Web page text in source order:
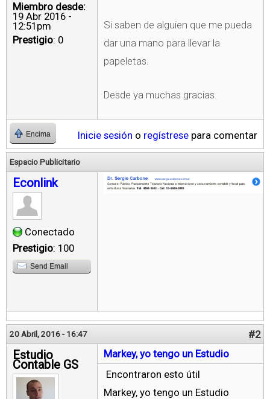
Miembro desde:
19 Abr 2016 -
12:51pm
Prestigio: 0
Si saben de alguien que me pueda
dar una mano para llevar la
papeletas.
Desde ya muchas gracias.
Encima Inicie sesión o regístrese para comentar
Espacio Publicitario
Econlink
Conectado
Prestigio: 100
Send Email
20 Abril, 2016 - 16:47 #2
Estudio
Contable GS
Markey, yo tengo un Estudio
Encontraron esto útil
Markey, yo tengo un Estudio